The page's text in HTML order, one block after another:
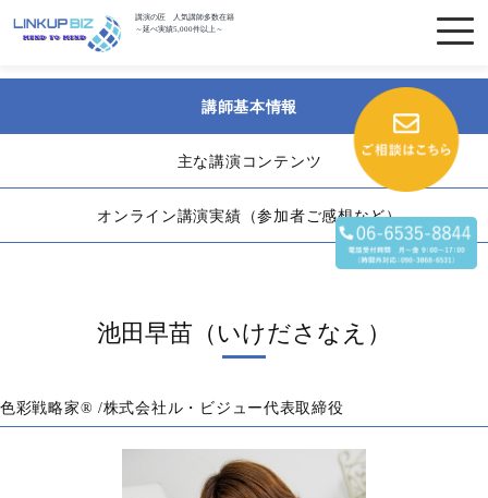
講演の匠 人気講師多数在籍
～延べ実績5,000件以上～
講師基本情報
主な講演コンテンツ
オンライン講演実績（参加者ご感想など）
池田早苗（いけださなえ）
色彩戦略家® /株式会社ル・ビジュー代表取締役